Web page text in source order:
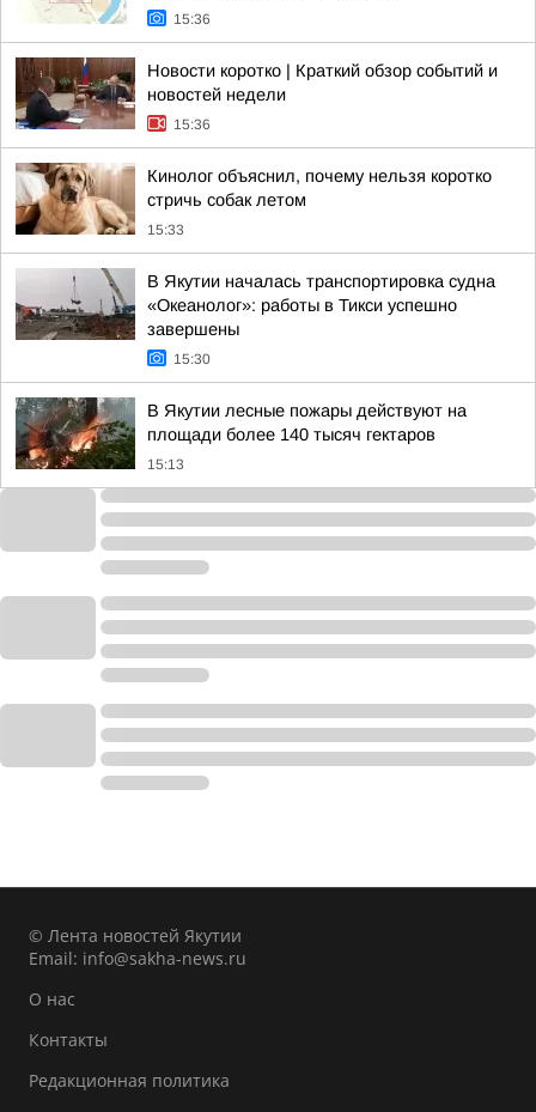
15:36
Новости коротко | Краткий обзор событий и
новостей недели
15:36
Кинолог объяснил, почему нельзя коротко
стричь собак летом
15:33
В Якутии началась транспортировка судна
«Океанолог»: работы в Тикси успешно
завершены
15:30
В Якутии лесные пожары действуют на
площади более 140 тысяч гектаров
15:13
© Лента новостей Якутии
Email: info@sakha-news.ru
О нас
Контакты
Редакционная политика